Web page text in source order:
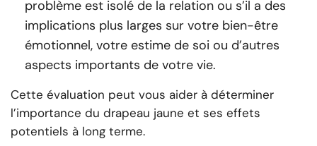
problème est isolé de la relation ou s’il a des
implications plus larges sur votre bien-être
émotionnel, votre estime de soi ou d’autres
aspects importants de votre vie.
Cette évaluation peut vous aider à déterminer
l’importance du drapeau jaune et ses effets
potentiels à long terme.